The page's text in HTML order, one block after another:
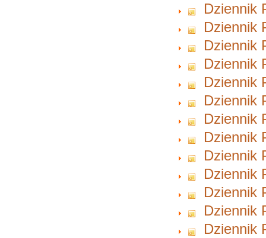
Dziennik
Dziennik
Dziennik
Dziennik
Dziennik
Dziennik
Dziennik
Dziennik
Dziennik
Dziennik
Dziennik
Dziennik
Dziennik